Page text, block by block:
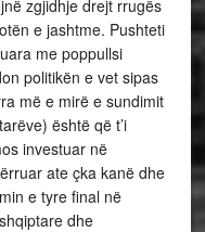
zgjidhje drejt rrugës
e jashtme. Pushteti
me poppullsi
politikën e vet sipas
më e mirë e sundimit
është që t’i
investuar në
ate çka kanë dhe
e tyre final në
dhe